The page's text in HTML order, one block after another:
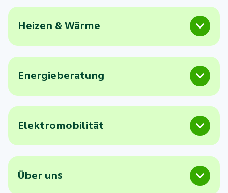
Heizen & Wärme
Energieberatung
Elektromobilität
Über uns